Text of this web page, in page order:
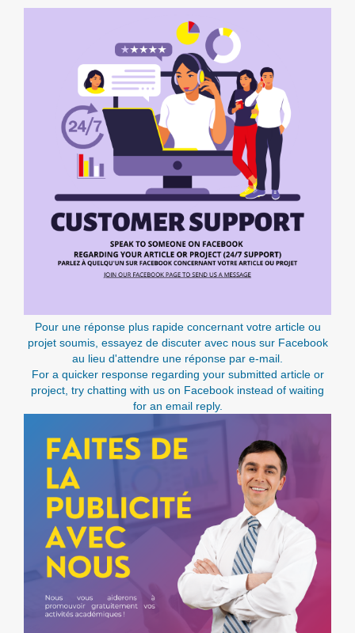
Pour une réponse plus rapide concernant votre article ou
projet soumis, essayez de discuter avec nous sur Facebook
au lieu d'attendre une réponse par e-mail.
For a quicker response regarding your submitted article or
project, try chatting with us on Facebook instead of waiting
for an email reply.